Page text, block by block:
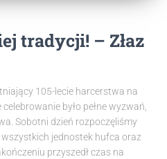
tradycji! – Złaz
105-lecie harcerstwa na
było pełne wyzwań,
Sobotni dzień rozpoczęliśmy
jednostek hufca oraz
przyszedł czas na